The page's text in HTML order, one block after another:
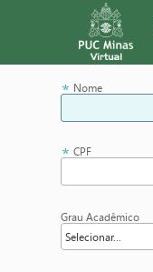
Nome
CPF
Grau Acadêmico